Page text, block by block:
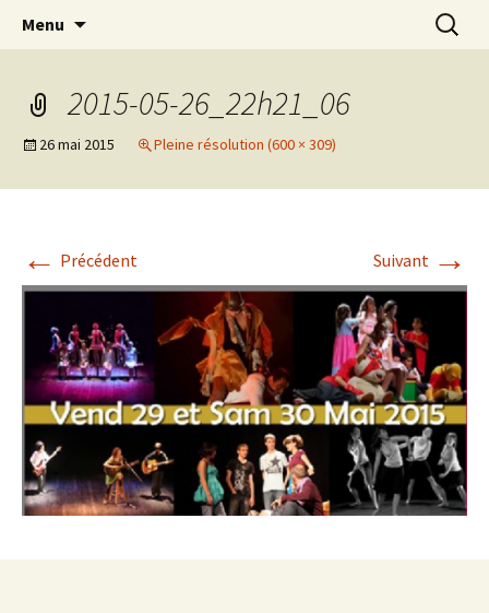
New Rancard
Association d’éducation populaire à Teillé
Menu
2015-05-26_22h21_06
26 mai 2015 Pleine résolution (600 × 309)
← Précédent Suivant →